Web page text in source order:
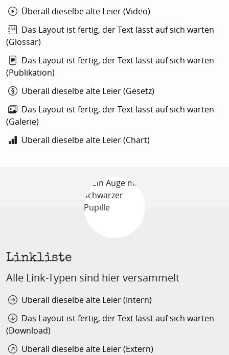
Überall dieselbe alte Leier (Video)
Das Layout ist fertig, der Text lässt auf sich warten
(Glossar)
Das Layout ist fertig, der Text lässt auf sich warten
(Publikation)
Überall dieselbe alte Leier (Gesetz)
Das Layout ist fertig, der Text lässt auf sich warten
(Galerie)
Überall dieselbe alte Leier (Chart)
Linkliste
Alle Link-Typen sind hier versammelt
Überall dieselbe alte Leier (Intern)
Das Layout ist fertig, der Text lässt auf sich warten
(Download)
Überall dieselbe alte Leier (Extern)